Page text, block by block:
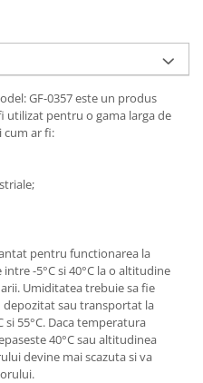
GF-0357 este un produs
utilizat pentru o gama larga de
cum ar fi:
pentru functionarea la
-5°C si 40°C la o altitudine
Umiditatea trebuie sa fie
depozitat sau transportat la
55°C. Daca temperatura
40°C sau altitudinea
devine mai scazuta si va